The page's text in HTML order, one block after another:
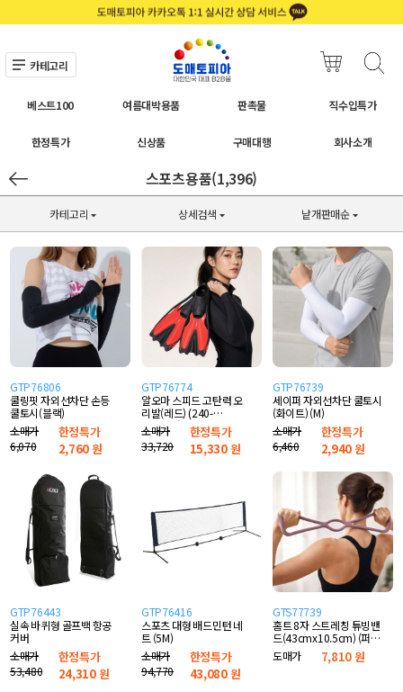
카테고리
베스트100 여름대박용품 판촉물 직수입특가
한정특가 신상품 구매대행 회사소개
스포츠용품(1,396)
카테고리 상세검색 낱개판매순
GTP76806
쿨링핏 자외선차단 손등
쿨토시(블랙)
소매가
6,070
한정특가
2,760원
GTP76774
알오마 스피드 고탄력 오
리발(레드) (240-
245mm)
소매가
33,720
한정특가
15,330원
GTP76739
세이퍼 자외선차단 쿨토시
(화이트) (M)
소매가
6,460
한정특가
2,940원
GTP76443
실속 바퀴형 골프백 항공
커버
소매가
53,480
한정특가
24,310원
GTP76416
스포츠 대형 배드민턴 네
트 (5M)
소매가
94,770
한정특가
43,080원
GTS77739
홈트 8자 스트레칭 튜빙밴
드(43cmx10.5cm) (퍼
플)
도매가 7,810 원